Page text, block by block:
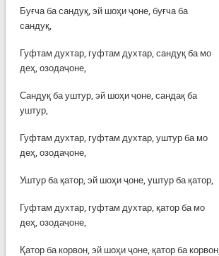
Буғча ба сандуқ, эй шоҳи ҷоне, буғча ба
сандуқ,
Гуфтам духтар, гуфтам духтар, сандуқ ба мо
деҳ, озодаҷоне,
Сандуқ ба уштур, эй шоҳи ҷоне, сандақ ба
уштур,
Гуфтам духтар, гуфтам духтар, уштур ба мо
деҳ, озодаҷоне,
Уштур ба қатор, эй шоҳи ҷоне, уштур ба қатор,
Гуфтам духтар, гуфтам духтар, қатор ба мо
деҳ, озодаҷоне,
Қатор ба корвон, эй шоҳи ҷоне, қатор ба корвон,